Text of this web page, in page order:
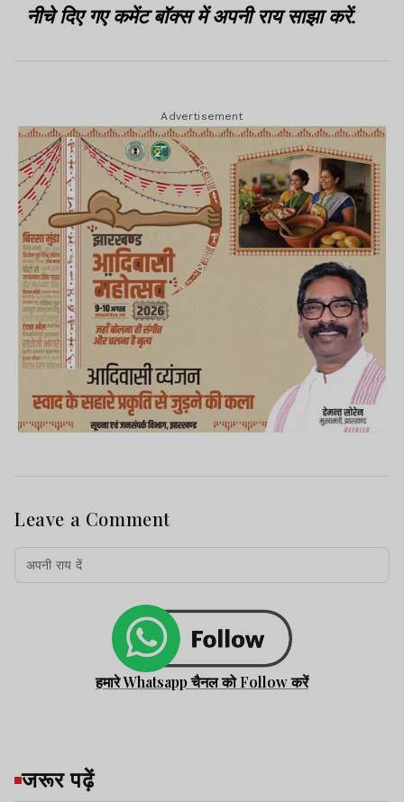
नीचे दिए गए कमेंट बॉक्स में अपनी राय साझा करें.
Advertisement
Leave a Comment
हमारे Whatsapp चैनल को Follow करें
जरूर पढ़ें